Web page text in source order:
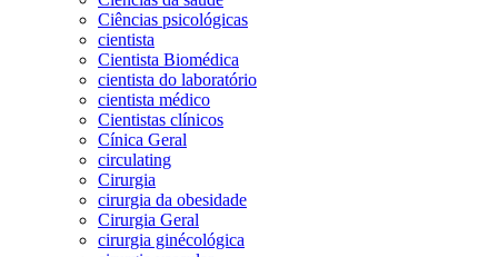
Ciências psicológicas
cientista
Cientista Biomédica
cientista do laboratório
cientista médico
Cientistas clínicos
Cínica Geral
circulating
Cirurgia
cirurgia da obesidade
Cirurgia Geral
cirurgia ginécológica